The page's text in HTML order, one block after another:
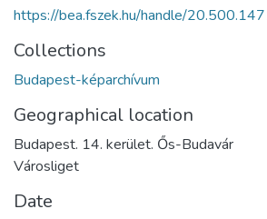
https://bea.fszek.hu/handle/
Collections
Budapest-képarchívum
Geographical location
Budapest. 14. kerület. Ős-Budavár
Városliget
Date